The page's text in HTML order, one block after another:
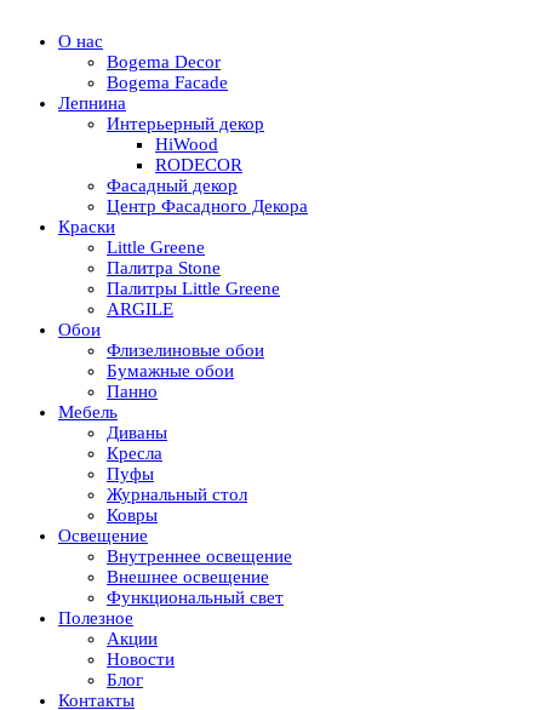
О нас
Bogema Decor
Bogema Facade
Лепнина
Интерьерный декор
HiWood
RODECOR
Фасадный декор
Центр Фасадного Декора
Краски
Little Greene
Палитра Stone
Палитры Little Greene
ARGILE
Обои
Флизелиновые обои
Бумажные обои
Панно
Мебель
Диваны
Кресла
Пуфы
Журнальный стол
Ковры
Освещение
Внутреннее освещение
Внешнее освещение
Функциональный свет
Полезное
Акции
Новости
Блог
Контакты